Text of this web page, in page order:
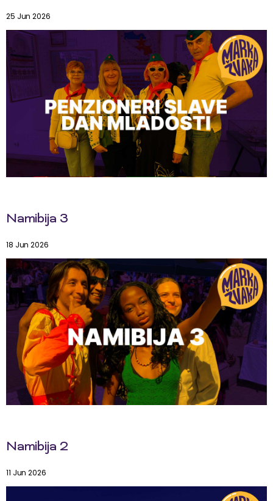
25 Jun 2026
Namibija 3
18 Jun 2026
Namibija 2
11 Jun 2026